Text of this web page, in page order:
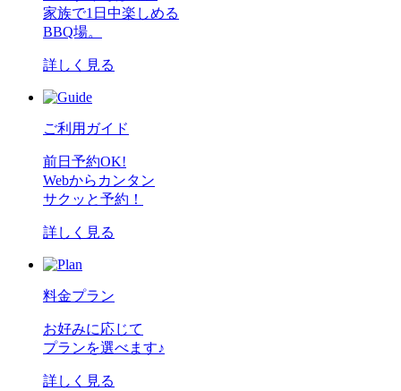
家族で1日中楽しめる
BBQ場。
詳しく見る
ご利用ガイド
前日予約OK!
Webからカンタン
サクッと予約！
詳しく見る
料金プラン
お好みに応じて
プランを選べます♪
詳しく見る